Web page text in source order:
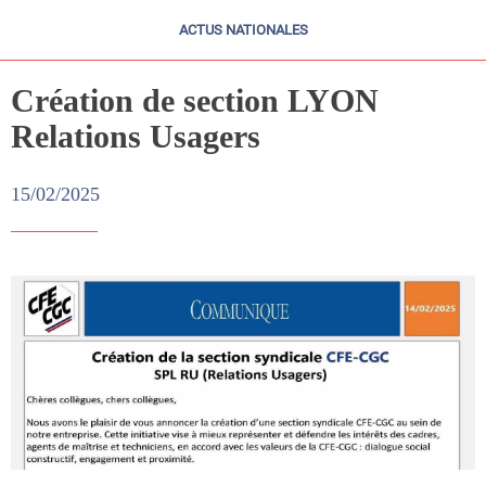
ACTUS NATIONALES
Création de section LYON
Relations Usagers
15/02/2025